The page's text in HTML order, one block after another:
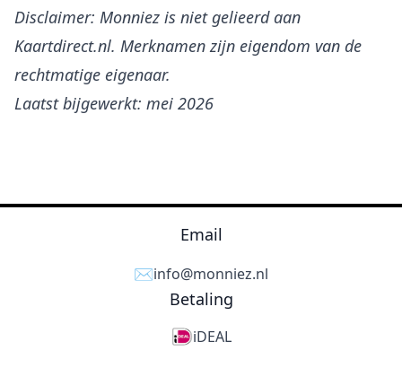
Disclaimer: Monniez is niet gelieerd aan
Kaartdirect.nl. Merknamen zijn eigendom van de
rechtmatige eigenaar.
Laatst bijgewerkt: mei 2026
Email
✉️info@monniez.nl
Betaling
iDEAL